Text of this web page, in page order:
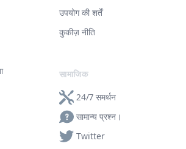
उपयोग की शर्तें
कुकीज़ नीति
सामाजिक
24/7 समर्थन
सामान्य प्रश्न।
Twitter